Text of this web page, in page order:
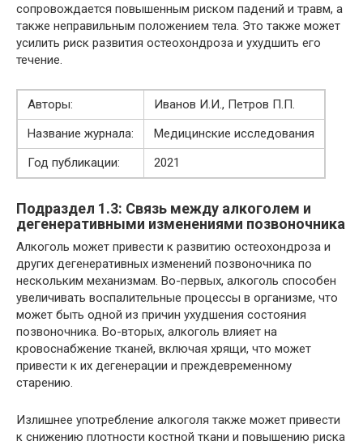
сопровождается повышенным риском падений и травм, а
также неправильным положением тела. Это также может
усилить риск развития остеохондроза и ухудшить его
течение.
Авторы:
Иванов И.И., Петров П.П.
Название журнала:
Медицинские исследования
Год публикации:
2021
Подраздел 1.3: Связь между алкоголем и
дегенеративными изменениями позвоночника
Алкоголь может привести к развитию остеохондроза и
других дегенеративных изменений позвоночника по
нескольким механизмам. Во-первых, алкоголь способен
увеличивать воспалительные процессы в организме, что
может быть одной из причин ухудшения состояния
позвоночника. Во-вторых, алкоголь влияет на
кровоснабжение тканей, включая хрящи, что может
привести к их дегенерации и преждевременному
старению.
Излишнее употребление алкоголя также может привести
к снижению плотности костной ткани и повышению риска